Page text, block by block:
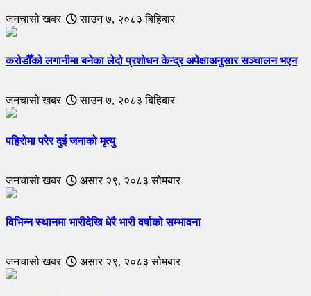
जनचासो खबर| साउन ७, २०८३ बिहिबार
करोडौँको लगानीमा बनेका लेदो प्रशोधन केन्द्र अपेक्षाअनुसार सञ्चालन भएन
जनचासो खबर| साउन ७, २०८३ बिहिबार
पहिरोमा परेर दुई जनाको मृत्यु
जनचासो खबर| असार २९, २०८३ सोमबार
विभिन्न स्थानमा भारीदेखि धेरै भारी वर्षाको सम्भावना
जनचासो खबर| असार २९, २०८३ सोमबार